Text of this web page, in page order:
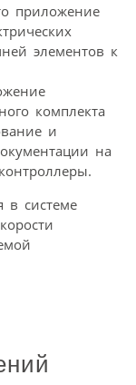
приложение
элементов к
комплекта
и
на
в системе